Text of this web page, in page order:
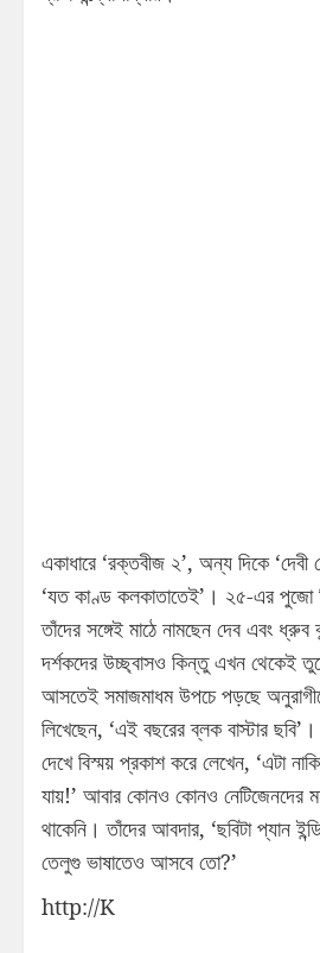
একাধারে ‘রক্তবীজ ২’, অন্য দিকে ‘দেবী
‘যত কাণ্ড কলকাতাতেই’। ২৫-এর পুজো
তাঁদের সঙ্গেই মাঠে নামছেন দেব এবং ধ্রুব
দর্শকদের উচ্ছ্বাসও কিন্তু এখন থেকেই
আসতেই সমাজমাধম উপচে পড়ছে
লিখেছেন, ‘এই বছরের ব্লক বাস্টার
দেখে বিস্ময় প্রকাশ করে লেখেন, ‘এটা
যায়!’ আবার কোনও কোনও নেটিজেনদের
থাকেনি। তাঁদের আবদার, ‘ছবিটা প্যান
তেলুগু ভাষাতেও আসবে তো?’
http://K